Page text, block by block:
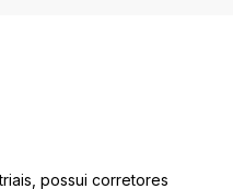
possui corretores